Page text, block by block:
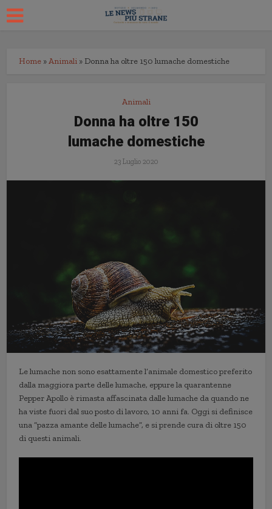
Home »Animali » Donna ha oltre 150 lumache domestiche
Animali
Donna ha oltre 150
lumache domestiche
23 Luglio 2020
Le lumache non sono esattamente l’animale domestico preferito
dalla maggiora parte delle lumache, eppure la quarantenne
Pepper Apollo è rimasta affascinata dalle lumache da quando ne
ha viste fuori dal suo posto di lavoro, 10 anni fa. Oggi si definisce
una “pazza amante delle lumache”, e si prende cura di oltre 150
di questi animali.